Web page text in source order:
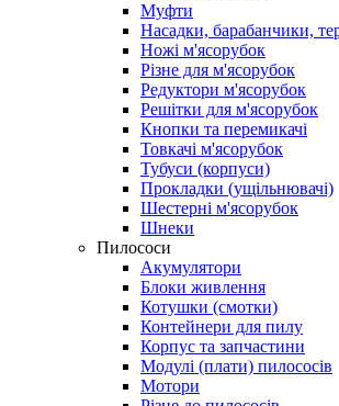
Муфти
Насадки, барабанчики,
Ножі м'ясорубок
Різне для м'ясорубок
Редуктори м'ясорубок
Решітки для м'ясорубок
Кнопки та перемикачі
Товкачі м'ясорубок
Тубуси (корпуси)
Прокладки (ущільнювачі)
Шестерні м'ясорубок
Шнеки
Пилососи
Акумулятори
Блоки живлення
Котушки (смотки)
Контейнери для пилу
Корпус та запчастини
Модулі (плати) пилососів
Мотори